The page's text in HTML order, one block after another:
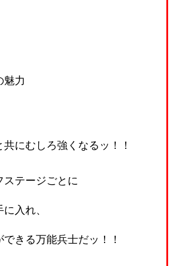
魅力
にむしろ強くなるッ！！
テージごとに
入れ、
きる万能兵士だッ！！